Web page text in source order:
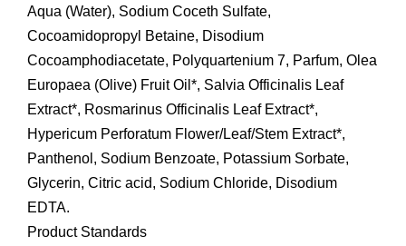
Aqua (Water), Sodium Coceth Sulfate,
Cocoamidopropyl Betaine, Disodium
Cocoamphodiacetate, Polyquartenium 7, Parfum, Olea
Europaea (Olive) Fruit Oil*, Salvia Officinalis Leaf
Extract*, Rosmarinus Officinalis Leaf Extract*,
Hypericum Perforatum Flower/Leaf/Stem Extract*,
Panthenol, Sodium Benzoate, Potassium Sorbate,
Glycerin, Citric acid, Sodium Chloride, Disodium
EDTA.
Product Standards